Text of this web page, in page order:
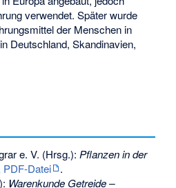
verwendet. Später wurde
der Menschen in
Deutschland, Skandinavien,
e. V. (Hrsg.): Pflanzen in der
PDF-Datei
.
Warenkunde Getreide –